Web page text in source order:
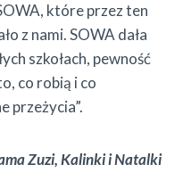
które przez ten
z nami. SOWA dała
szkołach, pewność
co robią i co
przeżycia”.
Zuzi, Kalinki i Natalki